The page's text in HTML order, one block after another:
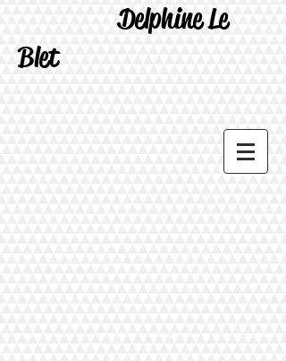
Delphine Le
Blet